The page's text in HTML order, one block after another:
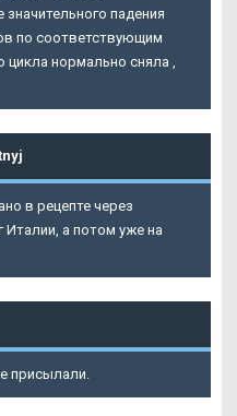
падения
по соответствующим
цикла нормально сняла ,
в рецепте через
а потом уже на
присылали.